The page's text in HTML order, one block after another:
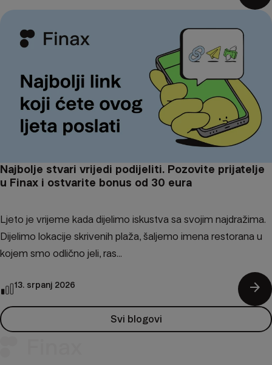
Najbolje stvari vrijedi podijeliti. Pozovite prijatelje
u Finax i ostvarite bonus od 30 eura
Ljeto je vrijeme kada dijelimo iskustva sa svojim najdražima.
Dijelimo lokacije skrivenih plaža, šaljemo imena restorana u
kojem smo odlično jeli, ras...
13. srpanj 2026 arrow_forward
Svi blogovi